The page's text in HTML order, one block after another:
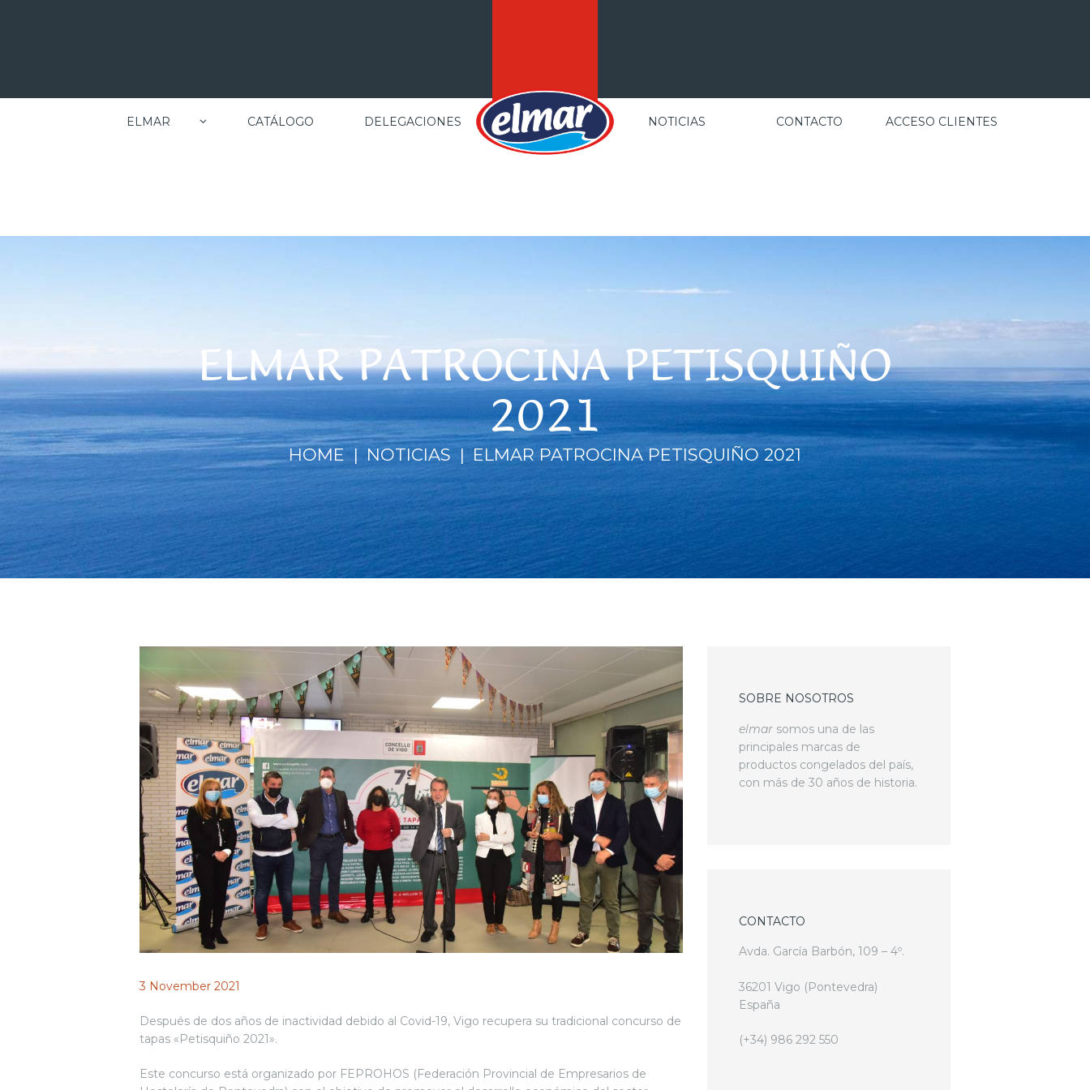
ELMAR CATÁLOGO DELEGACIONES NOTICIAS CONTACTO ACCESO CLIENTES
ELMAR PATROCINA PETISQUIÑO
2021
HOME NOTICIAS ELMAR PATROCINA PETISQUIÑO 2021
3 November 2021
Después de dos años de inactividad debido al Covid-19, Vigo recupera su tradicional concurso de
tapas «Petisquiño 2021».
Este concurso está organizado por FEPROHOS (Federación Provincial de Empresarios de
SOBRE NOSOTROS
elmar somos una de las
principales marcas de
productos congelados del país,
con más de 30 años de historia.
CONTACTO
Avda. García Barbón, 109 – 4º.
36201 Vigo (Pontevedra)
España
(+34) 986 292 550